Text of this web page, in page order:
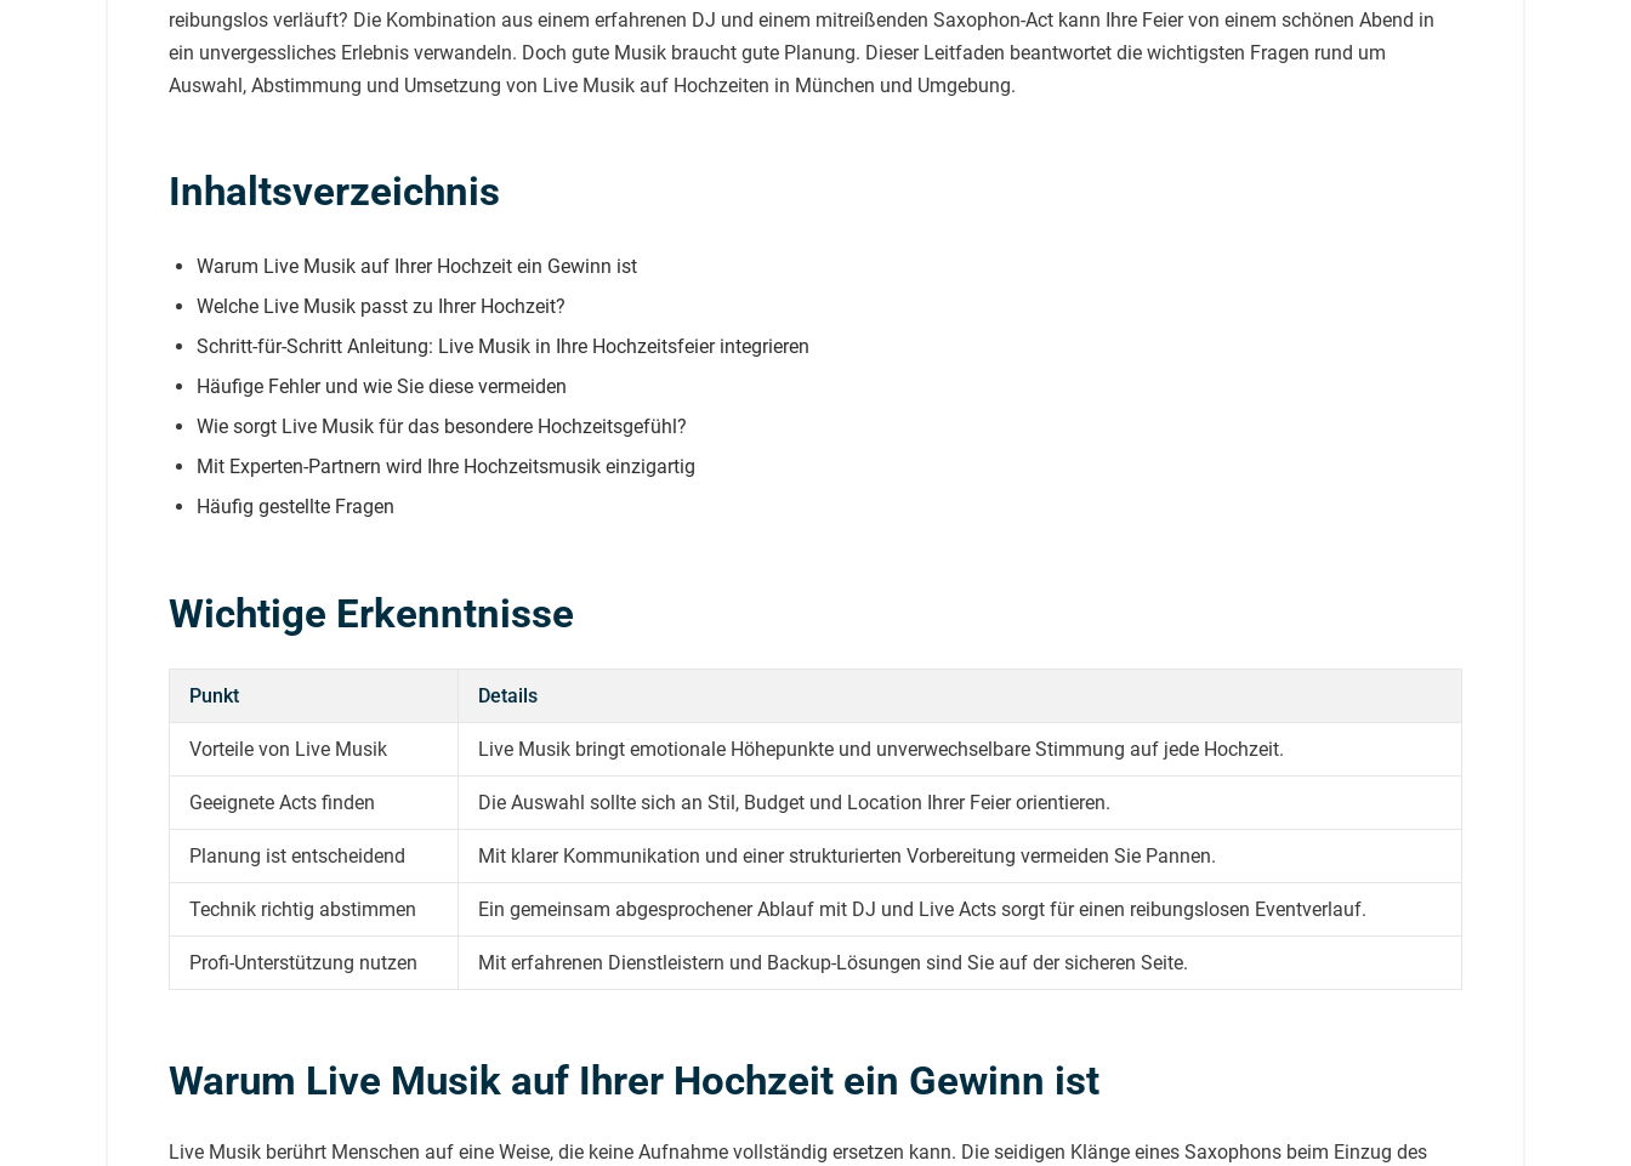
reibungslos verläuft? Die Kombination aus einem erfahrenen DJ und einem mitreißenden Saxophon-Act kann Ihre Feier von einem schönen Abend in
ein unvergessliches Erlebnis verwandeln. Doch gute Musik braucht gute Planung. Dieser Leitfaden beantwortet die wichtigsten Fragen rund um
Auswahl, Abstimmung und Umsetzung von Live Musik auf Hochzeiten in München und Umgebung.
Inhaltsverzeichnis
Warum Live Musik auf Ihrer Hochzeit ein Gewinn ist
Welche Live Musik passt zu Ihrer Hochzeit?
Schritt-für-Schritt Anleitung: Live Musik in Ihre Hochzeitsfeier integrieren
Häufige Fehler und wie Sie diese vermeiden
Wie sorgt Live Musik für das besondere Hochzeitsgefühl?
Mit Experten-Partnern wird Ihre Hochzeitsmusik einzigartig
Häufig gestellte Fragen
Wichtige Erkenntnisse
Punkt Details
Vorteile von Live Musik Live Musik bringt emotionale Höhepunkte und unverwechselbare Stimmung auf jede Hochzeit.
Geeignete Acts finden Die Auswahl sollte sich an Stil, Budget und Location Ihrer Feier orientieren.
Planung ist entscheidend Mit klarer Kommunikation und einer strukturierten Vorbereitung vermeiden Sie Pannen.
Technik richtig abstimmen Ein gemeinsam abgesprochener Ablauf mit DJ und Live Acts sorgt für einen reibungslosen Eventverlauf.
Profi-Unterstützung nutzen Mit erfahrenen Dienstleistern und Backup-Lösungen sind Sie auf der sicheren Seite.
Warum Live Musik auf Ihrer Hochzeit ein Gewinn ist
Live Musik berührt Menschen auf eine Weise, die keine Aufnahme vollständig ersetzen kann. Die seidigen Klänge eines Saxophons beim Einzug des